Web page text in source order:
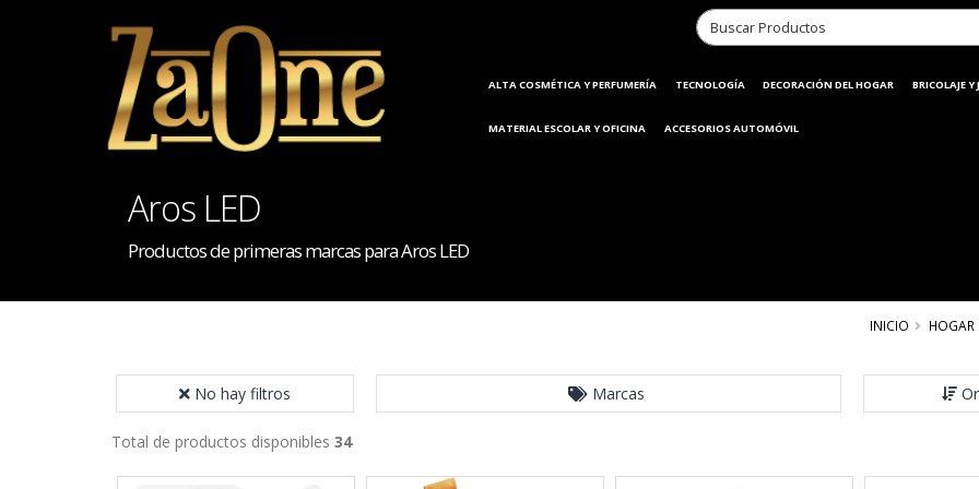
ALTA COSMÉTICA Y PERFUMERÍA TECNOLOGÍA DECORACIÓN DEL HOGAR BRICOLAJE Y
MATERIAL ESCOLAR Y OFICINA ACCESORIOS AUTOMÓVIL
Aros LED
Productos de primeras marcas para Aros LED
INICIO HOGAR
No hay filtros Marcas
Total de productos disponibles 34